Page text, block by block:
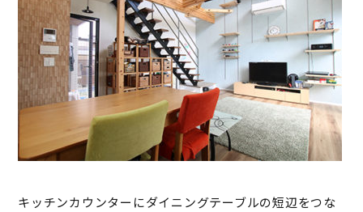
キッチンカウンターにダイニングテーブルの短辺をつな